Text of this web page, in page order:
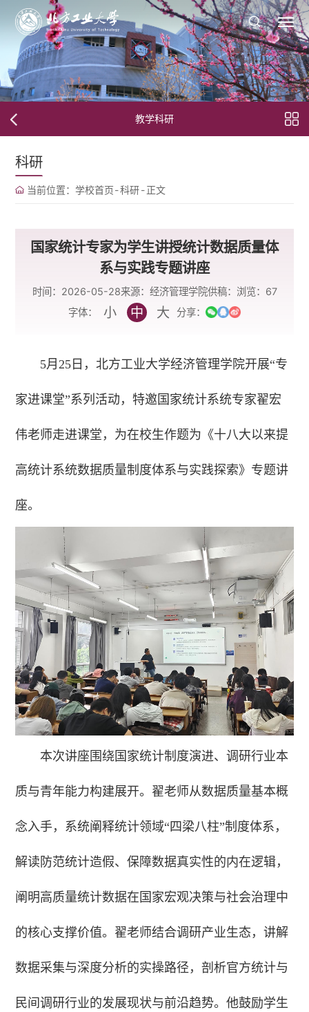
教学科研
科研
当前位置： 学校首页-科研-正文
国家统计专家为学生讲授统计数据质量体
系与实践专题讲座
时间：2026-05-28来源：经济管理学院供稿： 浏览： 67
字体：
小 中 大 分享：
5月25日，北方工业大学经济管理学院开展“专
家进课堂”系列活动，特邀国家统计系统专家翟宏
伟老师走进课堂，为在校生作题为《十八大以来提
高统计系统数据质量制度体系与实践探索》专题讲
座。
本次讲座围绕国家统计制度演进、调研行业本
质与青年能力构建展开。翟老师从数据质量基本概
念入手，系统阐释统计领域“四梁八柱”制度体系，
解读防范统计造假、保障数据真实性的内在逻辑，
阐明高质量统计数据在国家宏观决策与社会治理中
的核心支撑价值。翟老师结合调研产业生态，讲解
数据采集与深度分析的实操路径，剖析官方统计与
民间调研行业的发展现状与前沿趋势。他鼓励学生